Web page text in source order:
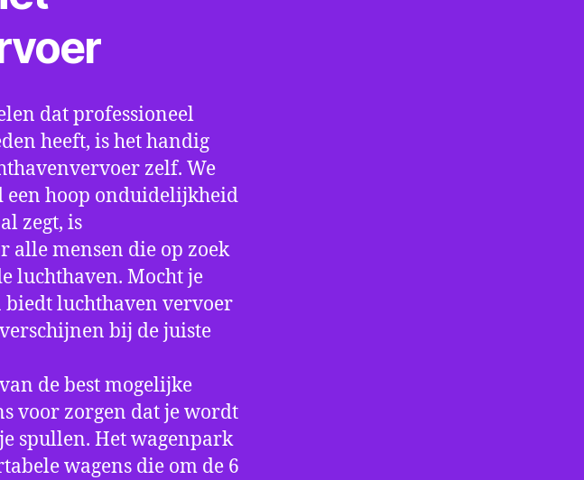
dat professioneel
heeft, is het handig
zelf. We
hoop onduidelijkheid
zegt, is
alle mensen die op zoek
luchthaven. Mocht je
biedt luchthaven vervoer
bij de juiste
de best mogelijke
voor zorgen dat je wordt
spullen. Het wagenpark
wagens die om de 6